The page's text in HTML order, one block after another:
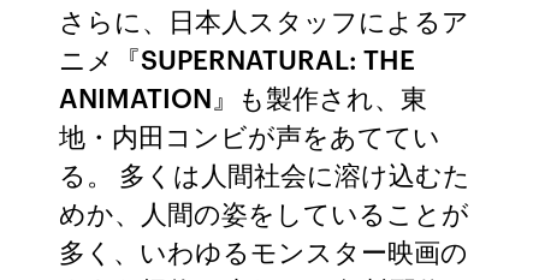
さらに、日本人スタッフによるア
ニメ『SUPERNATURAL: THE
ANIMATION』も製作され、東
地・内田コンビが声をあててい
る。 多くは人間社会に溶け込むた
めか、人間の姿をしていることが
多く、いわゆるモンスター映画の